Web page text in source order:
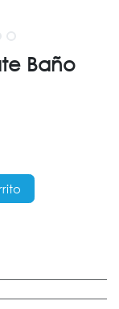
Baño